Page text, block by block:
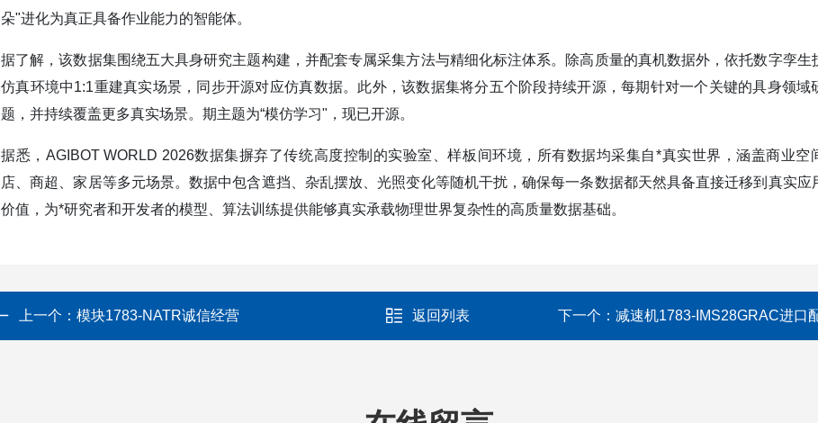
朵"进化为真正具备作业能力的智能体。
据了解，该数据集围绕五大具身研究主题构建，并配套专属采集方法与精细化标注体系。除高质量的真机数据外，依托数字孪生
仿真环境中1:1重建真实场景，同步开源对应仿真数据。此外，该数据集将分五个阶段持续开源，每期针对一个关键的具身领域
题，并持续覆盖更多真实场景。期主题为“模仿学习"，现已开源。
据悉，AGIBOT WORLD 2026数据集摒弃了传统高度控制的实验室、样板间环境，所有数据均采集自*真实世界，涵盖商业空
店、商超、家居等多元场景。数据中包含遮挡、杂乱摆放、光照变化等随机干扰，确保每一条数据都天然具备直接迁移到真实应
价值，为*研究者和开发者的模型、算法训练提供能够真实承载物理世界复杂性的高质量数据基础。
上一个： 模块1783-NATR诚信经营 返回列表 下一个： 减速机1783-IMS28GRAC进口